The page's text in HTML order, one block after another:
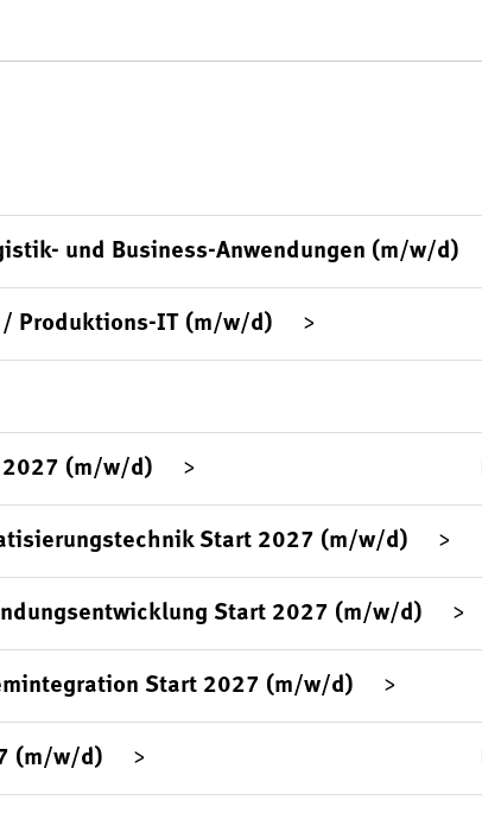
und Business-Anwendungen (m/w/d)
/ Produktions-IT (m/w/d)
2027 (m/w/d)
Start 2027 (m/w/d)
Start 2027 (m/w/d)
Start 2027 (m/w/d)
(m/w/d)